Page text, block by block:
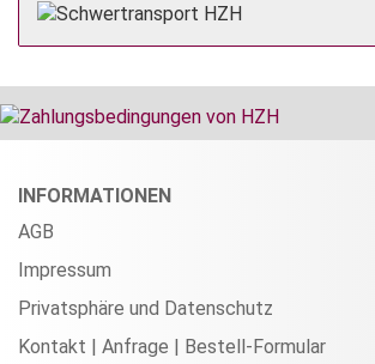
INFORMATIONEN
AGB
Impressum
Privatsphäre und Datenschutz
Kontakt | Anfrage | Bestell-Formular